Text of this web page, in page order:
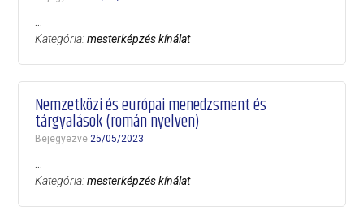
Kategória:mesterképzés kínálat
Nemzetközi és európai menedzsment és
tárgyalások (román nyelven)
Bejegyezve25/05/2023
Kategória:mesterképzés kínálat